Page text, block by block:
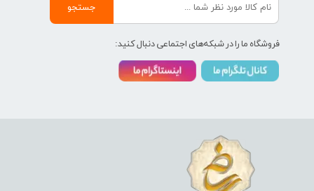
جستجو
فروشگاه ما را در شبکه‌های اجتماعی دنبال کنید: